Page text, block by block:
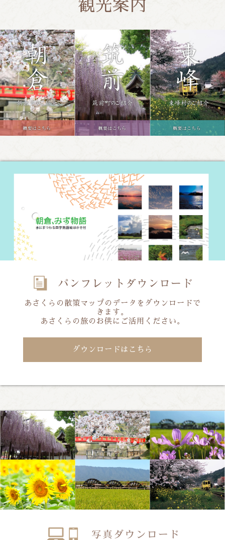
観光案内
あさくらの散策マップのデータをダウンロードで
きます。
あさくらの旅のお供にご活用ください。
ダウンロードはこちら